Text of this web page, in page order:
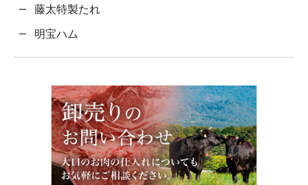
藤太特製たれ
明宝ハム